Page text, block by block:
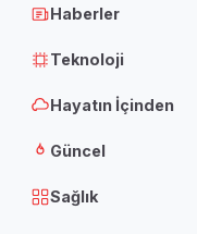
Haberler
Teknoloji
Hayatın İçinden
Güncel
Sağlık